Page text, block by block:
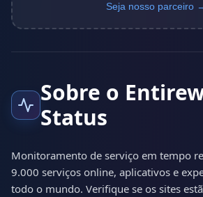
Seja nosso parceiro
Sobre o
Status
Monitoramento de serviço em tempo
9.000 serviços online, aplicativos e
todo o mundo. Verifique se os sites